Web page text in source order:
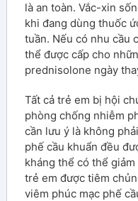
là an toàn. Vắc-xin
khi đang dùng thuốc
tuần. Nếu có nhu cầu
thể được cấp cho
prednisolone ngày
Tất cả trẻ em bị hội
phòng chống nhiễm
cần lưu ý là không
phế cầu khuẩn đều
kháng thể có thể
trẻ em được tiêm
viêm phúc mạc phế